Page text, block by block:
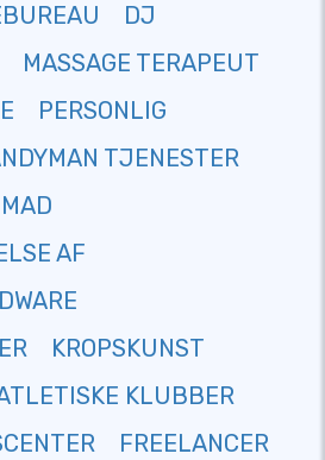
DJ
MASSAGE TERAPEUT
PERSONLIG
TJENESTER
MAD
AF
KROPSKUNST
KLUBBER
FREELANCER